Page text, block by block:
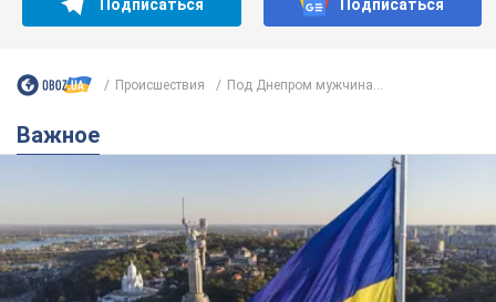
Какой была оригинальная версия гимна
Украины и почему ее боялась Российская
империя: об этом не рассказывают в школе
Государственным символом являются только первый куплет
и припев песни
час назад 2,9 т.